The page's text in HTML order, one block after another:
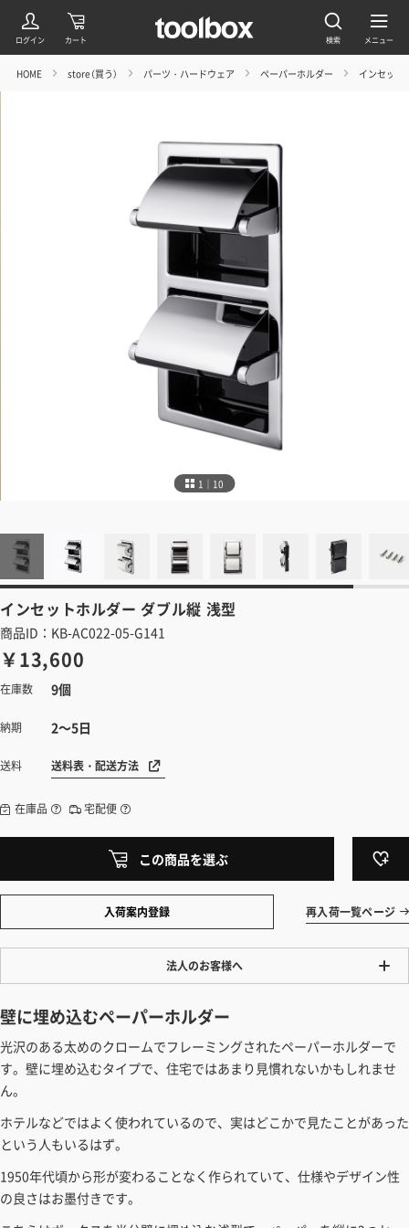
HOME store（買う） パーツ・ハードウェア ペーパーホルダー インセット
1｜10
インセットホルダー ダブル縦 浅型
商品ID：KB-AC022-05-G141
￥13,600
在庫数 9個
納期 2～5日
送料 送料表・配送方法
在庫品 宅配便
この商品を選ぶ
入荷案内登録 再入荷一覧ページ
法人のお客様へ
ワンプライス販売
法人・個人様いずれも全て一律の価格で販売しております。法人/個人
事業主様には「請求書払い」も対応しています。
「請求書払い」の詳細はこちら
カートでのお見積り機能
「この商品を選ぶ」からご希望の商品をカートに入れていただき、お届
ことができます。お見積り書の出力も可能です。
壁に埋め込むペーパーホルダー
光沢のある太めのクロームでフレーミングされたペーパーホルダーで
す。壁に埋め込むタイプで、住宅ではあまり見慣れないかもしれませ
ん。
ホテルなどではよく使われているので、実はどこかで見たことがあった
という人もいるはず。
1950年代頃から形が変わることなく作られていて、仕様やデザイン性
の良さはお墨付きです。